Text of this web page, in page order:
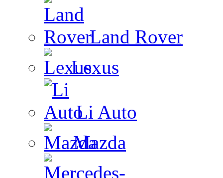
Land Rover
Lexus
Li Auto
Mazda